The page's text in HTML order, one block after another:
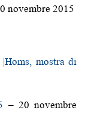
novembre 2015
mostra di
– 20 novembre